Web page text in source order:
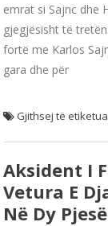
emrat si Sajnc dhe
gjegjësisht të
fortë me Karlos
gara dhe për
Gjithsej të
Aksident I
Vetura E
Në Dy Pjesë